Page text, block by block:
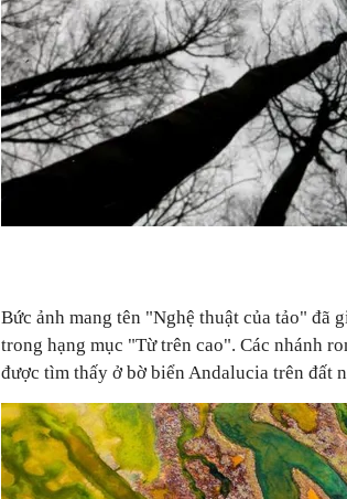
Bức ảnh mang tên "Nghệ thuật của tảo" đã
trong hạng mục "Từ trên cao". Các nhánh
được tìm thấy ở bờ biển Andalucia trên đất